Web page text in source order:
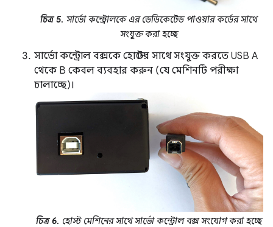
চিত্র 5. সার্ভো কন্ট্রোলকে এর ডেডিকেটেড পাওয়ার কর্ডের সাথে
সংযুক্ত করা হচ্ছে
সার্ভো কন্ট্রোল বক্সকে হোস্টের সাথে সংযুক্ত করতে USB A
থেকে B কেবল ব্যবহার করুন (যে মেশিনটি পরীক্ষা
চালাচ্ছে)।
চিত্র 6. হোস্ট মেশিনের সাথে সার্ভো কন্ট্রোল বক্স সংযোগ করা হচ্ছে